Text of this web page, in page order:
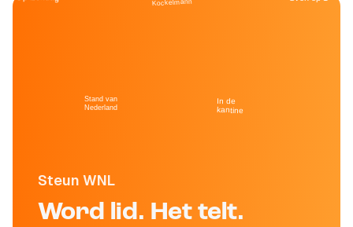
Steun WNL
Word lid. Het telt.
Stand van
Nederland
Kockelmann
In de
kantine